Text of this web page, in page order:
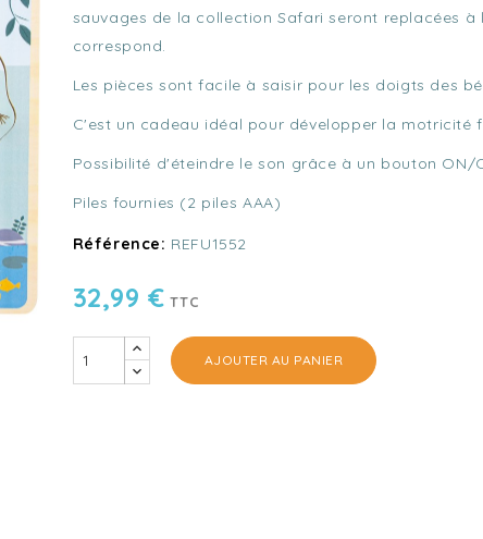
sauvages de la collection Safari seront replacées à
correspond.
Les pièces sont facile à saisir pour les doigts des
C'est un cadeau idéal pour développer la motricité
Possibilité d'éteindre le son grâce à un bouton ON/
Piles fournies (2 piles AAA)
Référence: REFU1552
32,99 € TTC
AJOUTER AU PANIER